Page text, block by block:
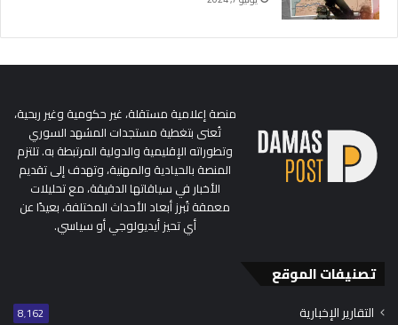
منصة إعلامية مستقلة، غير حكومية وغير ربحية،
تُعنى بتغطية مستجدات المشهد السوري
وتطوراته الإقليمية والدولية المرتبطة به. تلتزم
المنصة بالحيادية والمهنية، وتهدف إلى تقديم
الأخبار في سياقاتها الدقيقة، مع تحليلات
معمقة تُبرز أبعاد الأحداث المختلفة، بعيدًا عن
أي تحيز أيديولوجي أو سياسي.
تصنيفات الموقع
التقارير الإخبارية 8٬162